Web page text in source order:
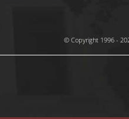
© Copyright 1996 -